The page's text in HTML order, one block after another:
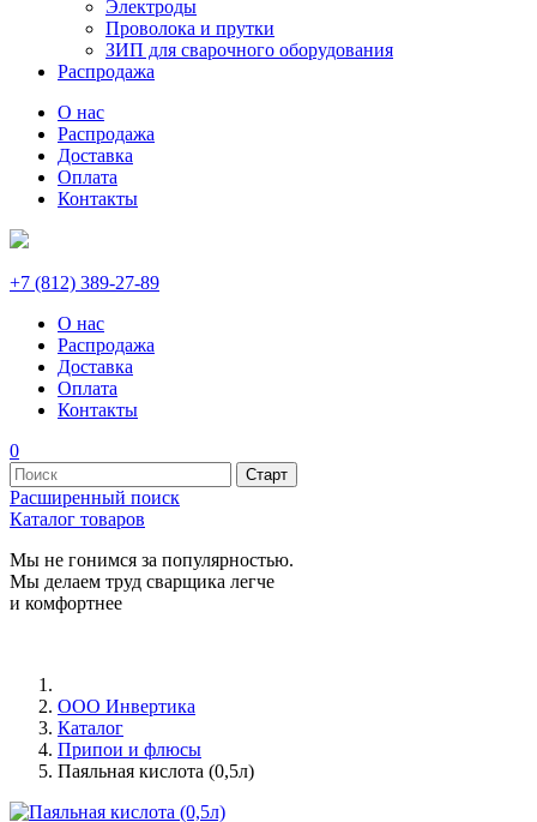
Электроды
Проволока и прутки
ЗИП для сварочного оборудования
Распродажа
О нас
Распродажа
Доставка
Оплата
Контакты
+7 (812) 389-27-89
О нас
Распродажа
Доставка
Оплата
Контакты
0
Расширенный поиск
Каталог товаров
Мы не гонимся за популярностью.
Мы делаем труд сварщика легче
и комфортнее
ООО Инвертика
Каталог
Припои и флюсы
Паяльная кислота (0,5л)